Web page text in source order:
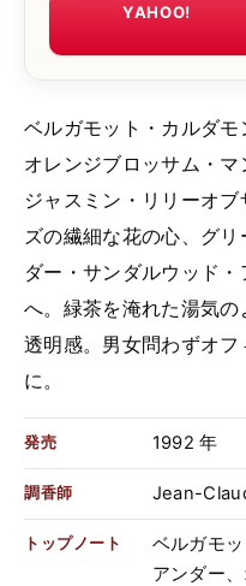
YAHOO!
ベルガモット・カルダモ
オレンジブロッサム・マ
ジャスミン・リリーオ
ズの繊細な花の心、グ
ダー・サンダルウッド
へ。緑茶を淹れた湯気
透明感。男女問わずオ
に。
発売 1992 年
調香師 Jean-
トップノート
ベルガモ
アンダー